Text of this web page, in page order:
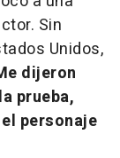
Sin
Unidos,
dijeron
prueba,
personaje